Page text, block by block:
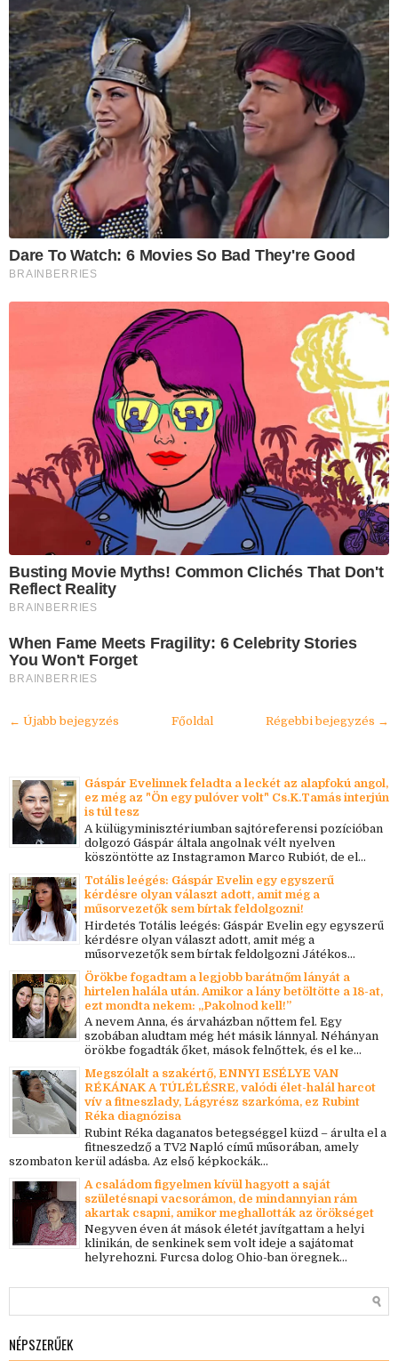
Dare To Watch: 6 Movies So Bad They're Good
BRAINBERRIES
Busting Movie Myths! Common Clichés That Don't
Reflect Reality
BRAINBERRIES
When Fame Meets Fragility: 6 Celebrity Stories
You Won't Forget
BRAINBERRIES
← Újabb bejegyzés Régebbi bejegyzés →
Főoldal
Gáspár Evelinnek feladta a leckét az alapfokú angol,
ez még az "Ön egy pulóver volt" Cs.K.Tamás interjún
is túl tesz
A külügyminisztériumban sajtóreferensi pozícióban
dolgozó Gáspár általa angolnak vélt nyelven
köszöntötte az Instagramon Marco Rubiót, de el...
Totális leégés: Gáspár Evelin egy egyszerű
kérdésre olyan választ adott, amit még a
műsorvezetők sem bírtak feldolgozni!
Hirdetés Totális leégés: Gáspár Evelin egy egyszerű
kérdésre olyan választ adott, amit még a
műsorvezetők sem bírtak feldolgozni Játékos...
Örökbe fogadtam a legjobb barátnőm lányát a
hirtelen halála után. Amikor a lány betöltötte a 18-at,
ezt mondta nekem: „Pakolnod kell!”
A nevem Anna, és árvaházban nőttem fel. Egy
szobában aludtam még hét másik lánnyal. Néhányan
örökbe fogadták őket, mások felnőttek, és el ke...
Megszólalt a szakértő, ENNYI ESÉLYE VAN
RÉKÁNAK A TÚLÉLÉSRE, valódi élet-halál harcot
vív a fitneszlady, Lágyrész szarkóma, ez Rubint
Réka diagnózisa
Rubint Réka daganatos betegséggel küzd – árulta el a
fitneszedző a TV2 Napló című műsorában, amely
szombaton kerül adásba. Az első képkockák...
A családom figyelmen kívül hagyott a saját
születésnapi vacsorámon, de mindannyian rám
akartak csapni, amikor meghallották az örökséget
Negyven éven át mások életét javítgattam a helyi
klinikán, de senkinek sem volt ideje a sajátomat
helyrehozni. Furcsa dolog Ohio-ban öregnek...
NÉPSZERŰEK